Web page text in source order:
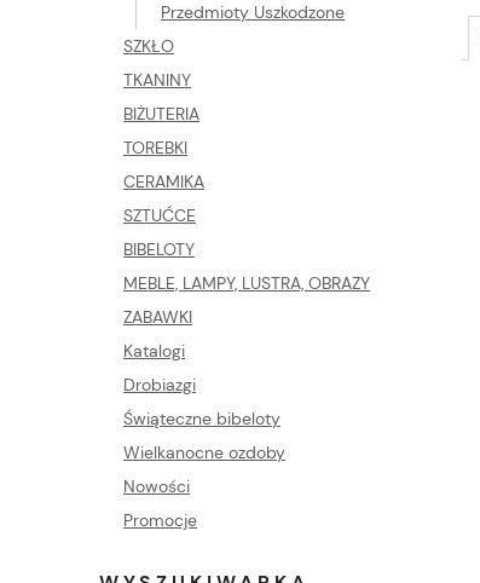
Przedmioty Uszkodzone
SZKŁO
TKANINY
BIŻUTERIA
TOREBKI
CERAMIKA
SZTUĆCE
BIBELOTY
MEBLE, LAMPY, LUSTRA, OBRAZY
ZABAWKI
Katalogi
Drobiazgi
Świąteczne bibeloty
Wielkanocne ozdoby
Nowości
Promocje